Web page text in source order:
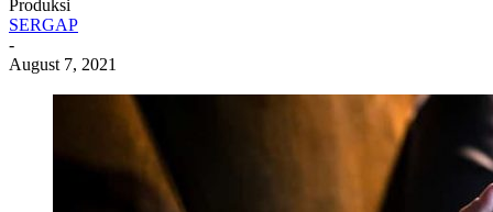
Produksi
SERGAP
-
August 7, 2021